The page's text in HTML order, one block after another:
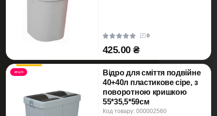
0
425.00 ₴
акція
Відро для сміття подвійне
40+40л пластикове сіре, з
поворотною кришкою
55*35,5*59см
Код товару: 000002560